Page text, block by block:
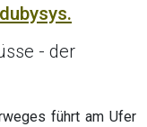
- der
führt am Ufer